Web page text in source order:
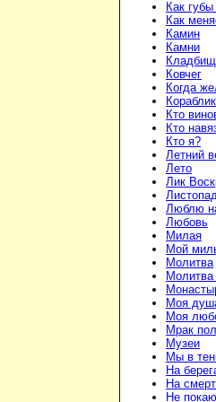
Как
Как
Камин
Камни
Ковчег
Когда
Кораблик
Кто
Кто
Кто я?
Летний
Лето
Лик
Люблю
Любовь
Милая
Мой
Молитва
Моя
Моя
Мрак
Музеи
Мы в
На
На
Не